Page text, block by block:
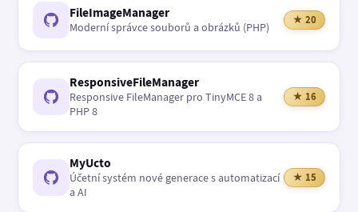
FileImageManager
Moderní správce souborů a obrázků (PHP)
★ 20
ResponsiveFileManager
Responsive FileManager pro TinyMCE 8 a
PHP 8
★ 16
MyUcto
Účetní systém nové generace s automatizací
a AI
★ 15